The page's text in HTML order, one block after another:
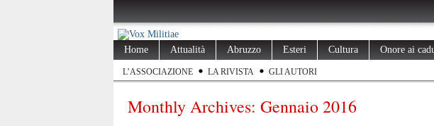
Home Attualità Abruzzo Esteri Cultura Onore ai
L’ASSOCIAZIONE LA RIVISTA GLI AUTORI
Monthly Archives: Gennaio 2016